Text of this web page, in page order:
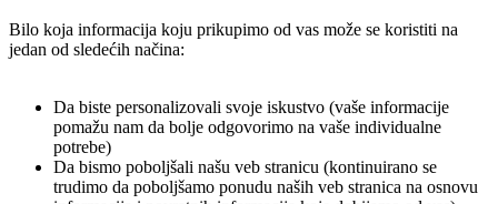
Bilo koja informacija koju prikupimo od vas može se koristiti na
jedan od sledećih načina:
Da biste personalizovali svoje iskustvo (vaše informacije
pomažu nam da bolje odgovorimo na vaše individualne
potrebe)
Da bismo poboljšali našu veb stranicu (kontinuirano se
trudimo da poboljšamo ponudu naših veb stranica na osnovu